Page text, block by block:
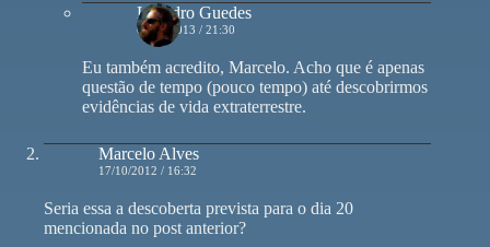
Leandro Guedes
04/03/2013 / 21:30
Eu também acredito, Marcelo. Acho que é apenas
questão de tempo (pouco tempo) até descobrirmos
evidências de vida extraterrestre.
Marcelo Alves
17/10/2012 / 16:32
Seria essa a descoberta prevista para o dia 20
mencionada no post anterior?